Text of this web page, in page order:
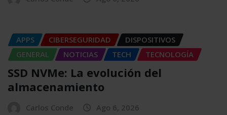
APPS CIBERSEGURIDAD
DISPOSITIVOS
GENERAL
NOTICIAS TECH TECNOLOGÍA
SSD NVMe: La evolución del
almacenamiento
Carlos Conde Ago 6, 2026